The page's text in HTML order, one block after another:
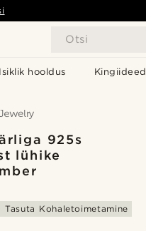
Otsi
Isiklik hooldus Kingiideed
925s
lühike
Tasuta Kohaletoimetamine